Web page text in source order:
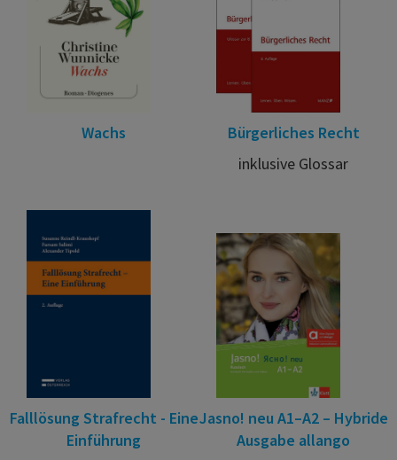
Wachs
Bürgerliches Recht
inklusive Glossar
Falllösung Strafrecht - Eine
Einführung
Jasno! neu A1–A2 – Hybride
Ausgabe allango